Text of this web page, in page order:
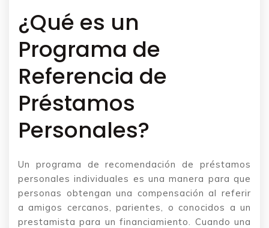
¿Qué es un
Programa de
Referencia de
Préstamos
Personales?
Un programa de recomendación de préstamos
personales individuales es una manera para que
personas obtengan una compensación al referir
a amigos cercanos, parientes, o conocidos a un
prestamista para un financiamiento. Cuando una